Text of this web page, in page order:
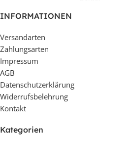
INFORMATIONEN
Versandarten
Zahlungsarten
Impressum
AGB
Datenschutzerklärung
Widerrufsbelehrung
Kontakt
Kategorien